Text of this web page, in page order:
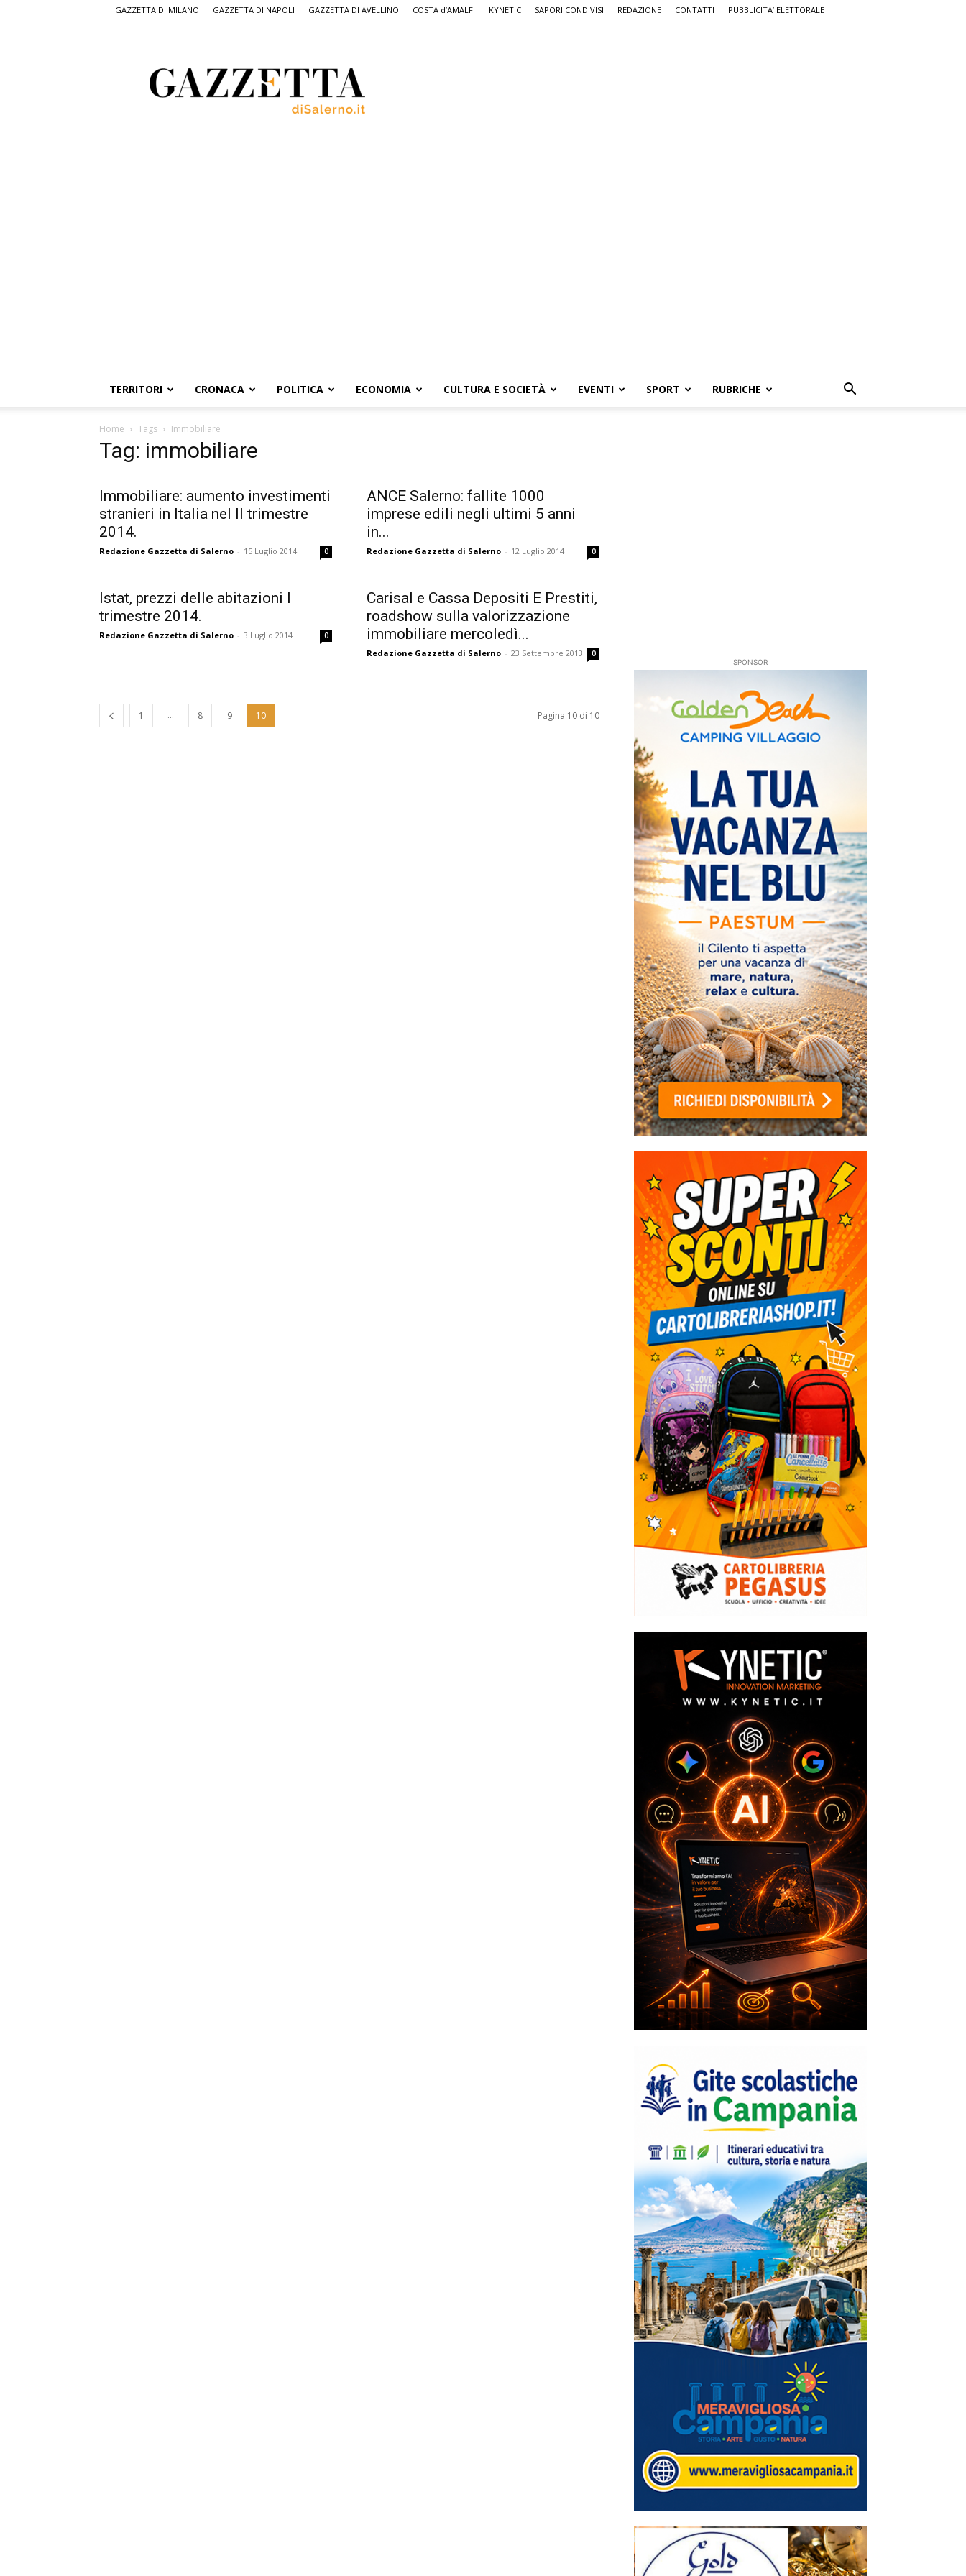
GAZZETTA DI MILANO GAZZETTA DI NAPOLI GAZZETTA DI AVELLINO COSTA d’AMALFI KYNETIC SAPORI CONDIVISI REDAZIONE CONTATTI PUBBLICITA’ ELETTORALE
Salerno,
il
quotidiano
TERRITORI CRONACA POLITICA ECONOMIA CULTURA E SOCIETÀ EVENTI SPORT RUBRICHE
Home Tags Immobiliare
Tag: immobiliare
Immobiliare: aumento investimenti
stranieri in Italia nel II trimestre
2014.
Redazione Gazzetta di Salerno - 15 Luglio 2014 0
ANCE Salerno: fallite 1000
imprese edili negli ultimi 5 anni
in...
Redazione Gazzetta di Salerno - 12 Luglio 2014 0
Istat, prezzi delle abitazioni I
trimestre 2014.
Redazione Gazzetta di Salerno - 3 Luglio 2014 0
Carisal e Cassa Depositi E Prestiti,
roadshow sulla valorizzazione
immobiliare mercoledì...
Redazione Gazzetta di Salerno - 23 Settembre 2013 0
1 ... 8 9 10 Pagina 10 di 10
SPONSOR